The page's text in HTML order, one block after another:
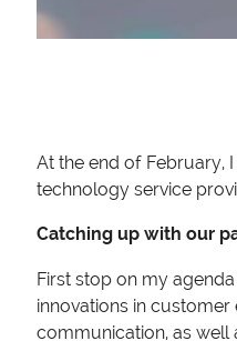
At the end of February,
technology service
Catching up with our
First stop on my
innovations in
communication, as